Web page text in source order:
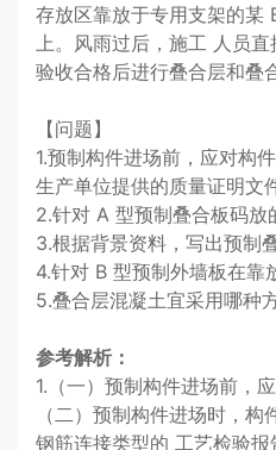
存放区靠放于专用支架的某
上。风雨过后，施工 人员
验收合格后进行叠合层和叠
【问题】
1.预制构件进场前，应对构
生产单位提供的质量证明文
2.针对 A 型预制叠合板码放
3.根据背景资料，写出
4.针对 B 型预制外墙板在靠
5.叠合层混凝土宜采用哪种
参考解析：
1.（一）预制构件进场前，
（二）预制构件进场时，
钢筋连接类型的 工艺检验